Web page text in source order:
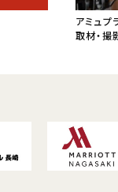
アミュプ
取材・撮